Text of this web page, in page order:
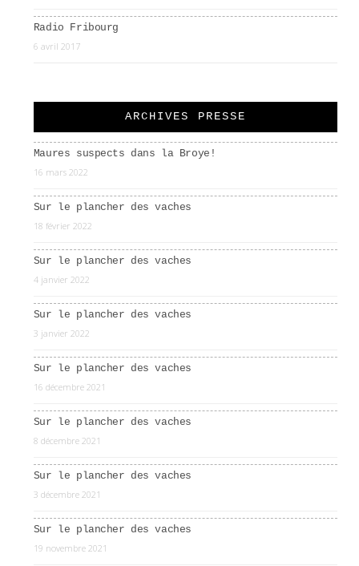
Radio Fribourg
6 avril 2017
ARCHIVES PRESSE
Maures suspects dans la Broye!
16 mars 2022
Sur le plancher des vaches
18 février 2022
Sur le plancher des vaches
4 janvier 2022
Sur le plancher des vaches
3 janvier 2022
Sur le plancher des vaches
16 décembre 2021
Sur le plancher des vaches
8 décembre 2021
Sur le plancher des vaches
3 décembre 2021
Sur le plancher des vaches
19 novembre 2021